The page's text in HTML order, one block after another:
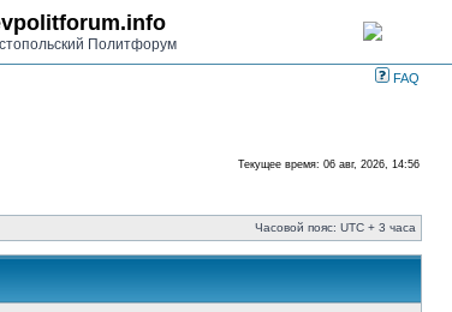
Политфорум
FAQ
Текущее время: 06 авг, 2026, 14:56
Часовой пояс: UTC + 3 часа